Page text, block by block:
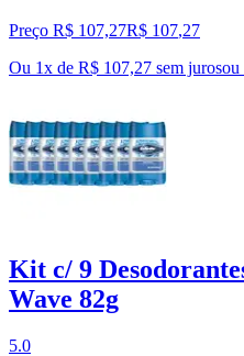
Preço R$ 107,27R$ 107,27
Ou 1x de R$ 107,27 sem jurosou
Kit c/ 9
Wave 82g
5.0